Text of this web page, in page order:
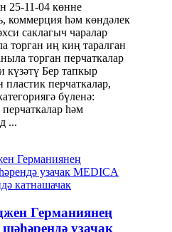
25-11-04 көнне
коммерция һәм көндәлек
саклагыч чаралар
торган иң киң таралган
торган перчаткалар
күзәтү Бер тапкыр
пластик перчаткалар,
бүленә:
һәм
...
Германиянең
узачак